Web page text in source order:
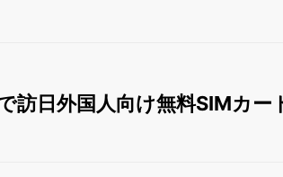
訪日外国人向け無料SIMカー